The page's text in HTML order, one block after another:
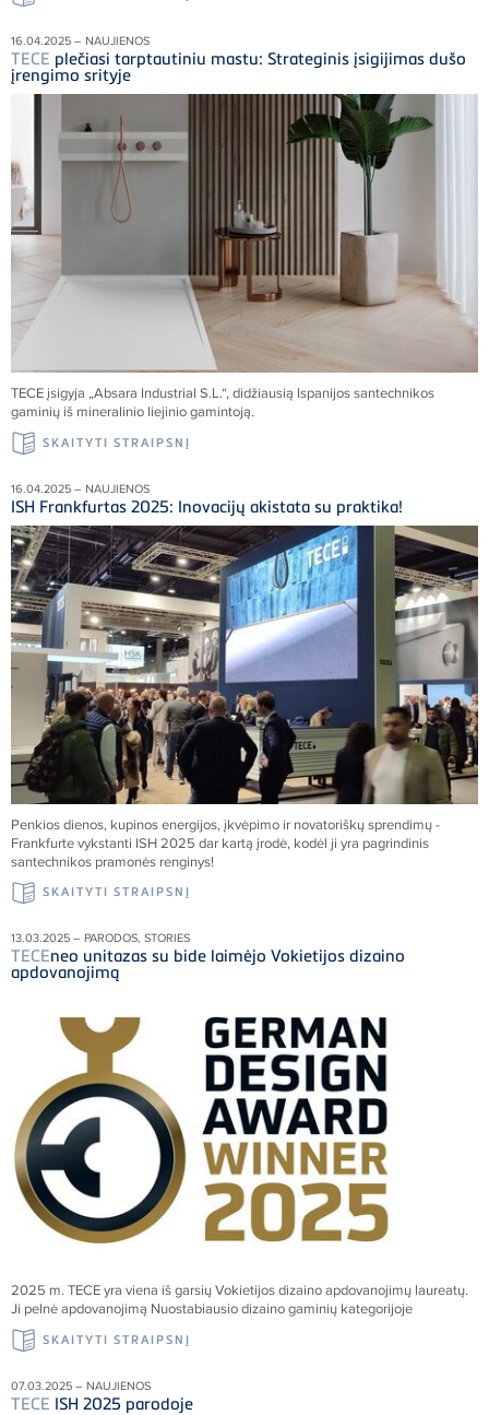
16.04.2025 – NAUJIENOS
TECE plečiasi tarptautiniu mastu: Strateginis įsigijimas dušo
įrengimo srityje
TECEįsigyja „Absara Industrial S.L.“, didžiausią Ispanijos santechnikos
gaminių iš mineralinio liejinio gamintoją.
SKAITYTI STRAIPSNĮ
16.04.2025 – NAUJIENOS
ISH Frankfurtas 2025: Inovacijų akistata su praktika!
Penkios dienos, kupinos energijos, įkvėpimo ir novatoriškų sprendimų -
Frankfurte vykstanti ISH 2025 dar kartą įrodė, kodėl ji yra pagrindinis
santechnikos pramonės renginys!
SKAITYTI STRAIPSNĮ
13.03.2025 – PARODOS, STORIES
TECEneo unitazas su bide laimėjo Vokietijos dizaino
apdovanojimą
2025 m. TECEyra viena iš garsių Vokietijos dizaino apdovanojimų laureatų.
Ji pelnė apdovanojimą Nuostabiausio dizaino gaminių kategorijoje
SKAITYTI STRAIPSNĮ
07.03.2025 – NAUJIENOS
TECE ISH 2025 parodoje